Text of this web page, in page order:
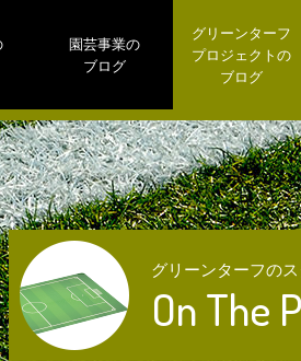
園芸事業の
ブログ
グリーンターフ
プロジェクトの
ブログ
グリーンターフの
On The